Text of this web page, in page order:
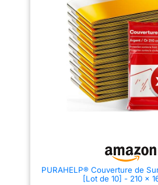
protection des plantes. Idéale
pour randonnée, camping,
jardinage ou à garder dans la
voiture. [Petite et
Portable]Chaque couverture
survie se plie à 8x11cm et pèse
55g. Sous sachet individuel,
elle se range facilement dans
une trousse de secours, un sac
à dos ou la boîte à gants.
[Grande Taille
Dépliée]Dimensions 210x160cm
les cyclistes, les routards, les
catastrophes et tous ceux qui
ont besoin de rester au chaud et
peut
de
anti-
les
PURAHELP® Couverture de
[Lot de 10] - 210 x